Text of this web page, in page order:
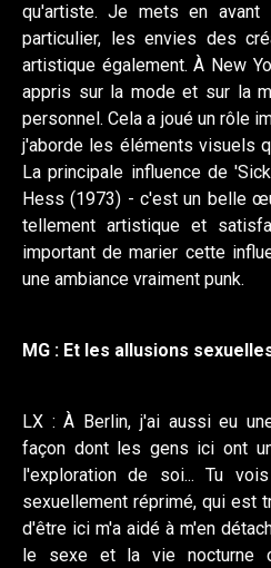
qu'artiste. Je mets en
particulier, les envies des
artistique également. À New
appris sur la mode et sur la
personnel. Cela a joué un rôle
j'aborde les éléments visuels
La principale influence de
Hess (1973) - c'est un belle
tellement artistique et
important de marier cette
une ambiance vraiment punk.
MG : Et les allusions
LX : À Berlin, j'ai aussi eu
façon dont les gens ici ont
l'exploration de soi... Tu
sexuellement réprimé, qui est
d'être ici m'a aidé à m'en
le sexe et la vie nocturne